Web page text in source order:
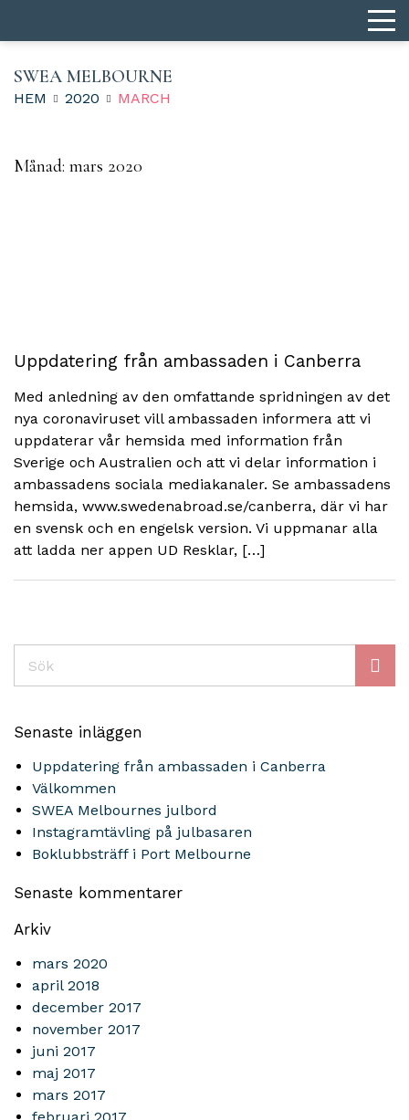
SWEA MELBOURNE
HEM 2020 MARCH
Månad: mars 2020
Uppdatering från ambassaden i Canberra
Med anledning av den omfattande spridningen av det
nya coronaviruset vill ambassaden informera att vi
uppdaterar vår hemsida med information från
Sverige och Australien och att vi delar information i
ambassadens sociala mediakanaler. Se ambassadens
hemsida, www.swedenabroad.se/canberra, där vi har
en svensk och en engelsk version. Vi uppmanar alla
att ladda ner appen UD Resklar, […]
Senaste inläggen
Uppdatering från ambassaden i Canberra
Välkommen
SWEA Melbournes julbord
Instagramtävling på julbasaren
Boklubbsträff i Port Melbourne
Senaste kommentarer
Arkiv
mars 2020
april 2018
december 2017
november 2017
juni 2017
maj 2017
mars 2017